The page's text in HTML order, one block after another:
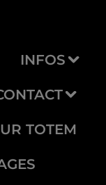
INFOS
TOTEM